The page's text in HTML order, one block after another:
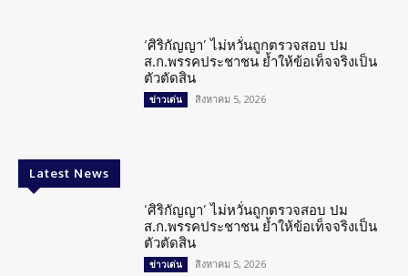
‘ศิริกัญญา’ ไม่หวั่นถูกตรวจสอบ ปม
ส.ก.พรรคประชาชน ย้ำให้ข้อเท็จจริงเป็น
ตัวตัดสิน
ข่าวเด่น สิงหาคม 5, 2026
Latest News
‘ศิริกัญญา’ ไม่หวั่นถูกตรวจสอบ ปม
ส.ก.พรรคประชาชน ย้ำให้ข้อเท็จจริงเป็น
ตัวตัดสิน
ข่าวเด่น สิงหาคม 5, 2026